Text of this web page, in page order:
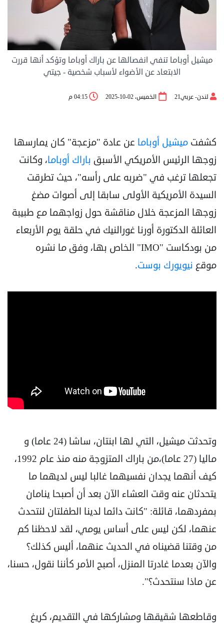
ميشيل أوباما تنفي انفصالها عن باراك أوباما وتؤكد أنها قررت
الابتعاد عن الأضواء لأسباب شخصية - جيتي
لندن- عربي21 الخميس، 02-10-2025 04:15 م
كشفت ميشيل أوباما عن عادة "مزعجة" كان يمارسها
زوجها الرئيس الأمريكي الأسبق باراك أوباما، وكانت
تجعلها ترغب في "ضربه على رأسه"، حيث تطرقت
السيدة الأمريكية الأولى سابقا إلى أصوات مضغ
زوجها المزعجة خلال مناقشة حول زواجهما مع طبيبة
العائلة الدكتورة أورنا غورالنيك في حلقة يوم الأربعاء
من بودكاست "IMO" الخاص بها، وفق ما نشره
موقع نيويورك بوست.
وتحدثت ميشيل، التي لها ابنتان، ساشا (24 عاما) و
ماليا (27 عاما)،من باراك المتزوجة منه منذ عام 1992،
كيف أنهما يجدان نفسيهما غالبا ليس لديهما ما
يتحدثان عنه وقت العشاء الآن بعد أن أصبحا ينامان
بمفردهما، قائلة: "كانت دائما لدينا الطفلتان لنتحدث
عنهما، لكن ليس على أساس يومي، لقد لاحظنا كم
من وقتنا قضيناه في الحديث عنهما، أليس كذلك؟
والآن بعدما غادرتا المنزل، أصبح الأمر كأننا نقول، حسنا،
عن ماذا سنتحدث؟".
وقاطعها شقيقها ومشاركها في التقديم، كريغ